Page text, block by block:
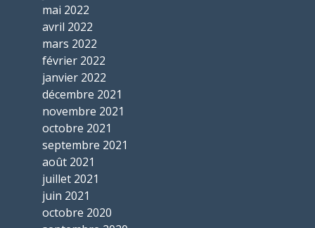
mai 2022
avril 2022
mars 2022
février 2022
janvier 2022
décembre 2021
novembre 2021
octobre 2021
septembre 2021
août 2021
juillet 2021
juin 2021
octobre 2020